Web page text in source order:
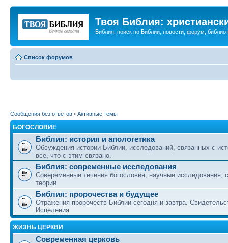
Твоя Библия:
Библия, поиск по Библии, новости, форум,
Список форумов
Сообщения без ответов • Активные темы
БОГОСЛОВИЕ
Библия: история и апологетика
Обсуждения истории Библии, исследований, связанных с
все, что с этим связано.
Библия: современные исследования
Совеременные течения богословия, научные исследования,
теории
Библия: пророчества и будущее
Отражения пророчеств Библии сегодня и завтра.
Исцеления
ЖИЗНЬ ЦЕРКВИ
Современная церковь